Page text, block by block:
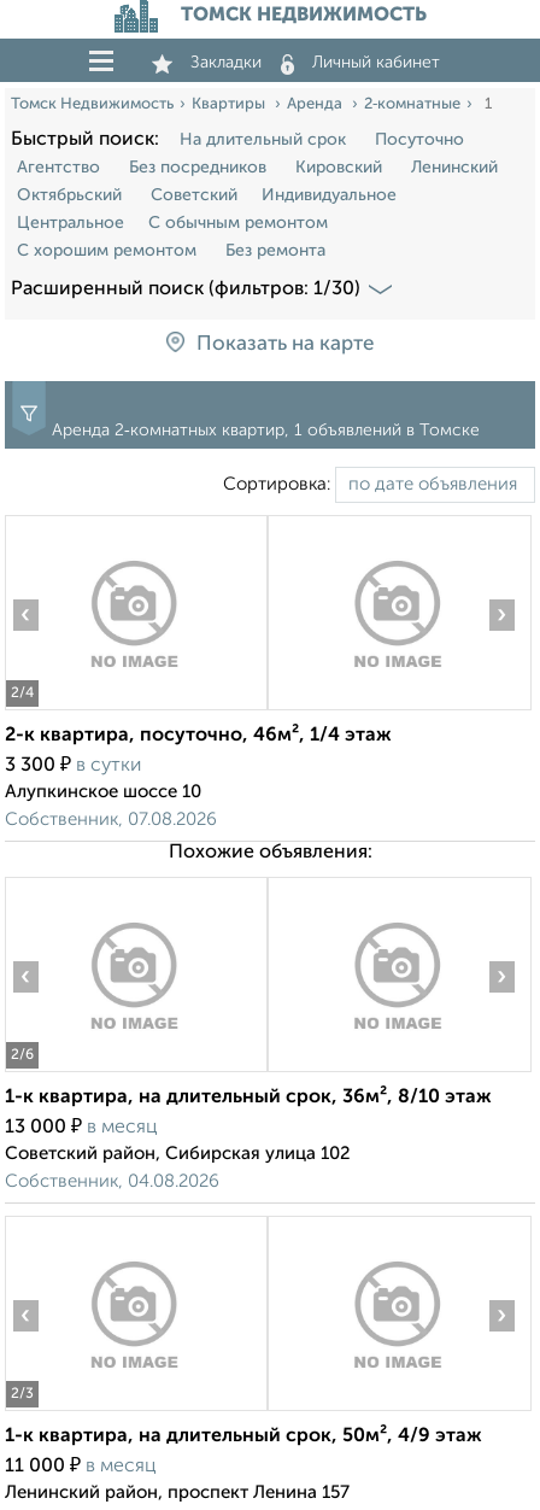
ТОМСК НЕДВИЖИМОСТЬ
Закладки Личный кабинет
Томск Недвижимость Квартиры Аренда 2‑комнатные 1
Быстрый поиск: На длительный срок
Посуточно
Агентство
Без посредников Кировский
Ленинский
Октябрьский
Советский
Индивидуальное
Центральное
С обычным ремонтом
С хорошим ремонтом
Без ремонта
Расширенный поиск (фильтров: 1/30)
Показать на карте
Аренда 2‑комнатных квартир, 1 объявлений в Томске
Сортировка:
2/4
‹ ›
2-к квартира, посуточно, 46м², 1/4 этаж
3 300 ₽ в сутки
Алупкинское шоссе 10
Собственник, 07.08.2026
Похожие объявления:
2/6
‹ ›
1-к квартира, на длительный срок, 36м², 8/10 этаж
13 000 ₽ в месяц
Советский район, Сибирская улица 102
Собственник, 04.08.2026
2/3
‹ ›
1-к квартира, на длительный срок, 50м², 4/9 этаж
11 000 ₽ в месяц
Ленинский район, проспект Ленина 157